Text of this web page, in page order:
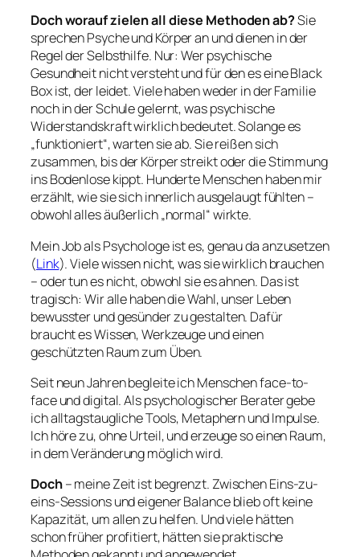
Doch worauf zielen all diese Methoden ab?Sie
sprechen Psyche und Körper an und dienen in der
Regel der Selbsthilfe. Nur: Wer psychische
Gesundheit nicht versteht und für den es eine Black
Box ist, der leidet. Viele haben weder in der Familie
noch in der Schule gelernt, was psychische
Widerstandskraft wirklich bedeutet. Solange es
„funktioniert“, warten sie ab. Sie reißen sich
zusammen, bis der Körper streikt oder die Stimmung
ins Bodenlose kippt. Hunderte Menschen haben mir
erzählt, wie sie sich innerlich ausgelaugt fühlten –
obwohl alles äußerlich „normal“ wirkte.
Mein Job als Psychologe ist es, genau da anzusetzen
(Link). Viele wissen nicht, was sie wirklich brauchen
– oder tun es nicht, obwohl sie es ahnen. Das ist
tragisch: Wir alle haben die Wahl, unser Leben
bewusster und gesünder zu gestalten. Dafür
braucht es Wissen, Werkzeuge und einen
geschützten Raum zum Üben.
Seit neun Jahren begleite ich Menschen face-to-
face und digital. Als psychologischer Berater gebe
ich alltagstaugliche Tools, Metaphern und Impulse.
Ich höre zu, ohne Urteil, und erzeuge so einen Raum,
in dem Veränderung möglich wird.
Doch– meine Zeit ist begrenzt. Zwischen Eins-zu-
eins-Sessions und eigener Balance blieb oft keine
Kapazität, um allen zu helfen. Und viele hätten
schon früher profitiert, hätten sie praktische